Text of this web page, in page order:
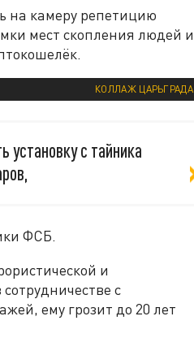
на камеру репетицию
мест скопления людей и
КОЛЛАЖ ЦАРЬГРАДА
установку с тайника
ФСБ.
и
с
ему грозит до 20 лет